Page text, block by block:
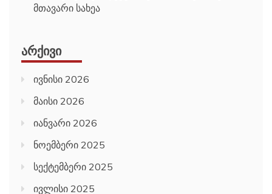
მთავარი სახეა
ᲐᲠᲥᲘᲕᲘ
ივნისი 2026
მაისი 2026
იანვარი 2026
ნოემბერი 2025
სექტემბერი 2025
ივლისი 2025